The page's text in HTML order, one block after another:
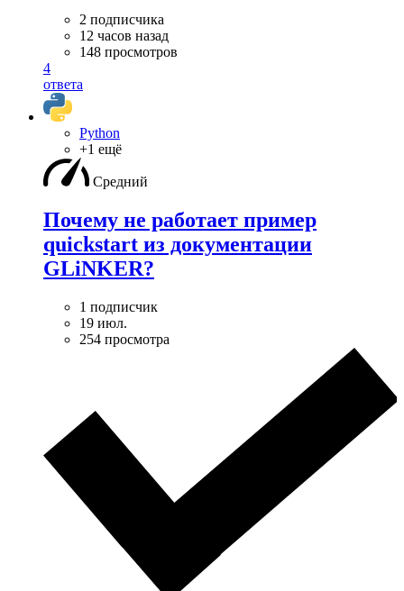
2 подписчика
12 часов назад
148 просмотров
4
ответа
Python
+1 ещё
Средний
Почему не работает пример
quickstart из документации
GLiNKER?
1 подписчик
19 июл.
254 просмотра